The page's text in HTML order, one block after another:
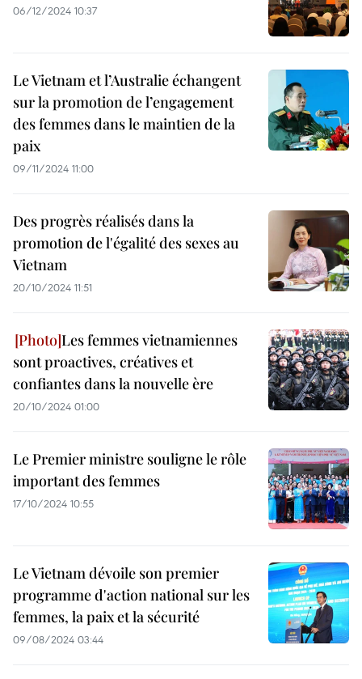
06/12/2024 10:37
Le Vietnam et l’Australie échangent
sur la promotion de l’engagement
des femmes dans le maintien de la
paix
09/11/2024 11:00
Des progrès réalisés dans la
promotion de l'égalité des sexes au
Vietnam
20/10/2024 11:51
Les femmes vietnamiennes
sont proactives, créatives et
confiantes dans la nouvelle ère
20/10/2024 01:00
Le Premier ministre souligne le rôle
important des femmes
17/10/2024 10:55
Le Vietnam dévoile son premier
programme d'action national sur les
femmes, la paix et la sécurité
09/08/2024 03:44